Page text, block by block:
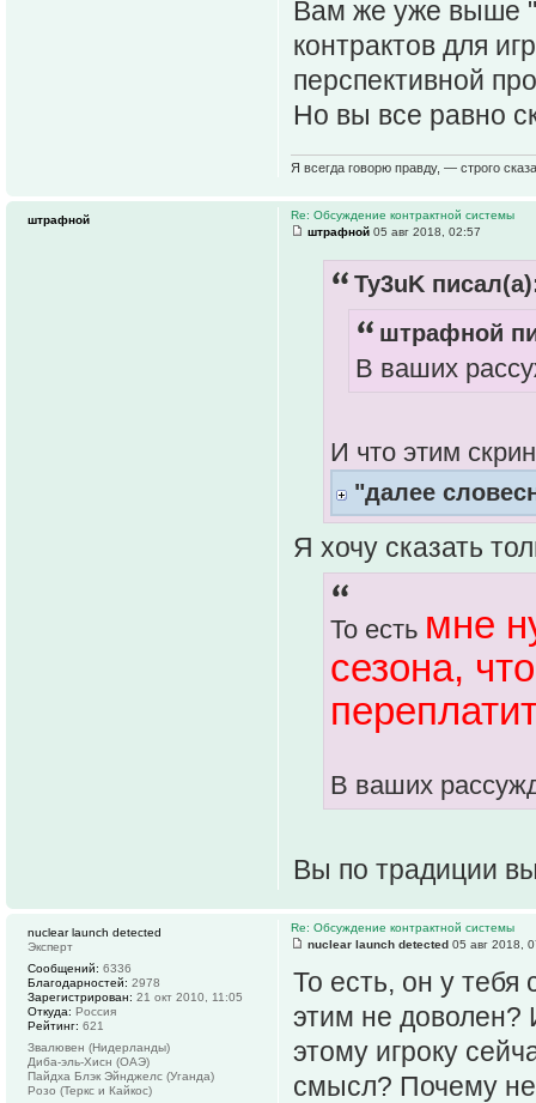
Вам же уже выше
контрактов для
перспективной
Но вы все равно
Я всегда говорю правду, — строго
Re: Обсуждение контрактной системы
штрафной 05 авг 2018, 02:57
Ty3uK
штрафной
В ваших
И что этим
"далее
Я хочу сказать
То есть мне
сезона,
В ваших
Вы по традиции
штрафной
Re: Обсуждение контрактной системы
nuclear launch detected 05 авг 2018,
То есть, он у тебя
этим не
этому игроку
смысл? Почему
nuclear launch detected
Эксперт
Сообщений: 6336
Благодарностей: 2978
Зарегистрирован: 21 окт 2010, 11:05
Откуда: Россия
Рейтинг: 621
Звалювен (Нидерланды)
Диба-эль-Хисн (ОАЭ)
Пайдха Блэк Эйнджелс (Уганда)
Розо (Теркс и Кайкос)